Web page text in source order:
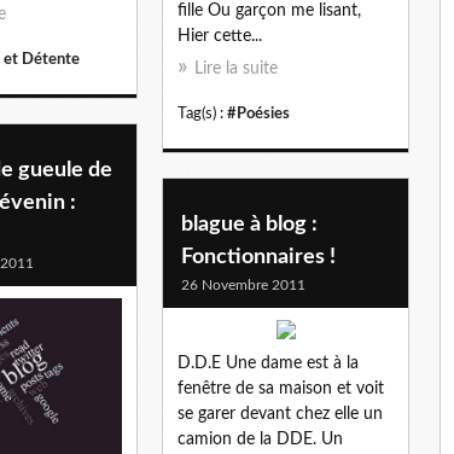
et Détente
fille Ou garçon me lisant,
Hier cette...
Lire la suite
Tag(s) : #Poésies
gueule de
:
blague à blog :
Fonctionnaires !
26 Novembre 2011
D.D.E Une dame est à la
fenêtre de sa maison et voit
se garer devant chez elle un
camion de la DDE. Un